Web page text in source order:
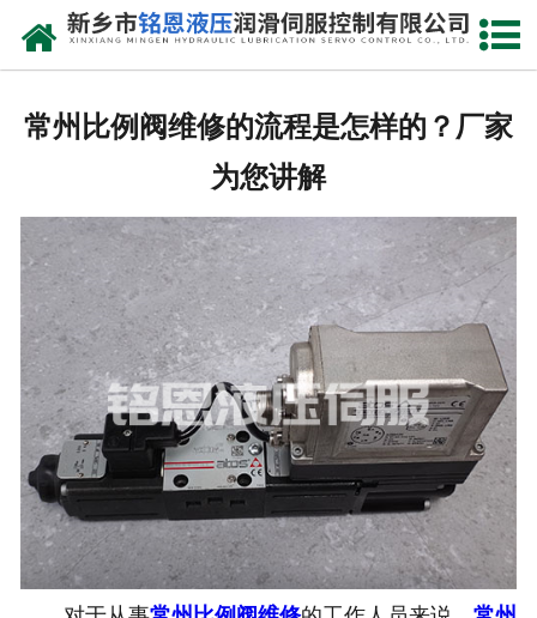
网站首页
新闻动态
资质荣誉
维修现场
售后服务
联系我们
常州比例阀维修的流程是怎样的？厂家
为您讲解